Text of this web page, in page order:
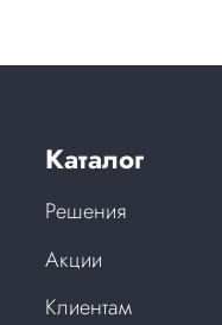
Каталог
Решения
Акции
Клиентам